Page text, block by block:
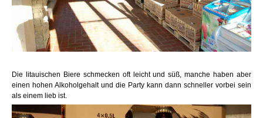
Die litauischen Biere schmecken oft leicht und süß, manche haben aber
einen hohen Alkoholgehalt und die Party kann dann schneller vorbei sein
als einem lieb ist.